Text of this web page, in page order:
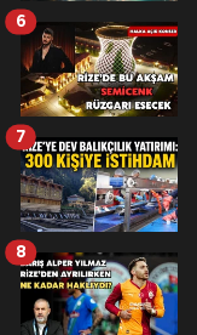
6
7
8